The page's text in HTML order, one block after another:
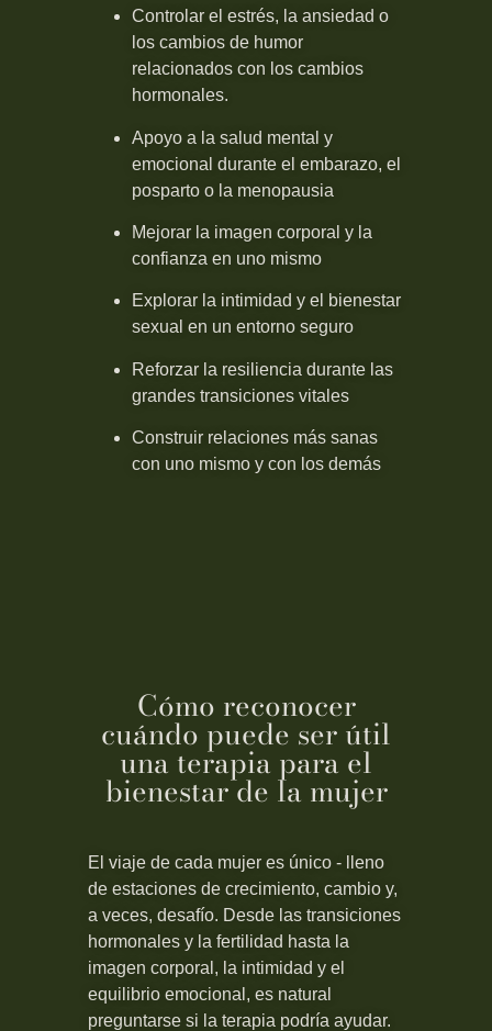
Controlar el estrés, la ansiedad o
los cambios de humor
relacionados con los cambios
hormonales.
Apoyo a la salud mental y
emocional durante el embarazo, el
posparto o la menopausia
Mejorar la imagen corporal y la
confianza en uno mismo
Explorar la intimidad y el bienestar
sexual en un entorno seguro
Reforzar la resiliencia durante las
grandes transiciones vitales
Construir relaciones más sanas
con uno mismo y con los demás
Cómo reconocer
cuándo puede ser útil
una terapia para el
bienestar de la mujer
El viaje de cada mujer es único - lleno
de estaciones de crecimiento, cambio y,
a veces, desafío. Desde las transiciones
hormonales y la fertilidad hasta la
imagen corporal, la intimidad y el
equilibrio emocional, es natural
preguntarse si la terapia podría ayudar.